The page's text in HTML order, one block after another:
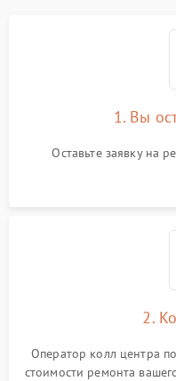
1. Вы
Оставьте заявку на
2.
Оператор колл центра
стоимости ремонта